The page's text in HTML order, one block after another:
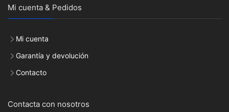
Mi cuenta & Pedidos
Mi cuenta
Garantía y devolución
Contacto
Contacta con nosotros